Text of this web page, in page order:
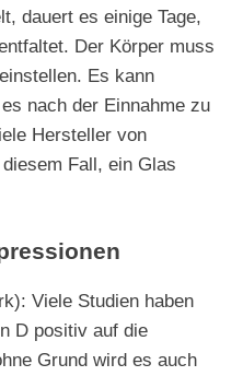
dauert es einige Tage,
Der Körper muss
Es kann
nach der Einnahme zu
Hersteller von
Fall, ein Glas
Viele Studien haben
D positiv auf die
Grund wird es auch